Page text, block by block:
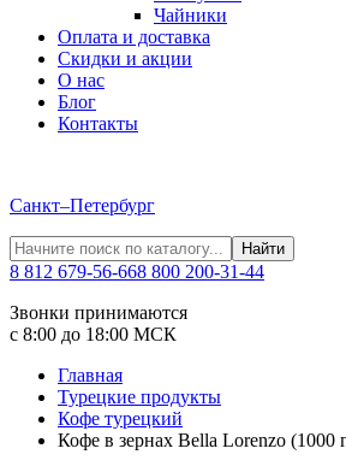
Чайники
Оплата и доставка
Скидки и акции
О нас
Блог
Контакты
Санкт–Петербург
Найти
8 812 679-56-668 800 200-31-44
Звонки принимаются
с 8:00 до 18:00 МСК
Главная
Турецкие продукты
Кофе турецкий
Кофе в зернах Bella Lorenzo (1000